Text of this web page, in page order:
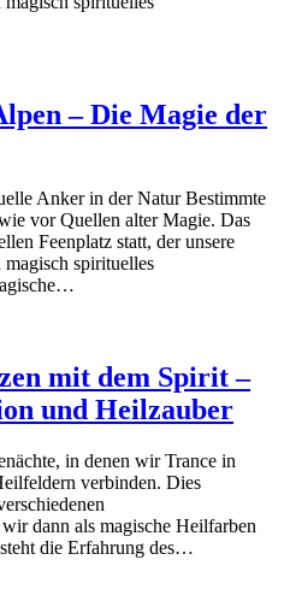
– Die Magie der
Anker in der Natur Bestimmte
vor Quellen alter Magie. Das
Feenplatz statt, der unsere
spirituelles
mit dem Spirit –
und Heilzauber
in denen wir Trance in
verbinden. Dies
dann als magische Heilfarben
die Erfahrung des…